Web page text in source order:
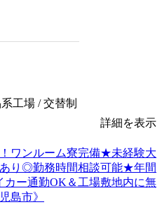
工場 / 交替制
詳細を表示